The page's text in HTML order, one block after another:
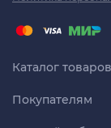
Каталог товаров
Покупателям